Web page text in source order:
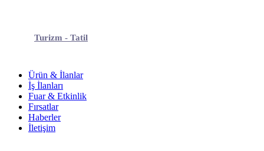
Turizm - Tatil
Ürün & İlanlar
İş İlanları
Fuar & Etkinlik
Fırsatlar
Haberler
İletişim